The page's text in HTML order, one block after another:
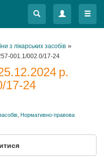
Меню
Меню
з лікарських засобів »
001.1/002.0/17-24
р.
17-24
Нормативно-правова